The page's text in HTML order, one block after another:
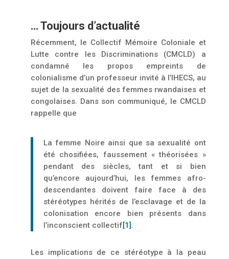
… Toujours d’actualité
Récemment, le Collectif Mémoire Coloniale et
Lutte contre les Discriminations (CMCLD) a
condamné les propos empreints de
colonialisme d’un professeur invité à l’IHECS, au
sujet de la sexualité des femmes rwandaises et
congolaises. Dans son communiqué, le CMCLD
rappelle que
La femme Noire ainsi que sa sexualité ont
été chosifiées, faussement « théorisées »
pen­dant des siècles, tant et si bien
qu’encore aujourd’hui, les femmes afro-
descendantes doivent faire face à des
stéréotypes hérités de l’esclavage et de la
colonisation encore bien présents dans
l’inconscient collectif[1] .
Les implications de ce stéréotype à la peau